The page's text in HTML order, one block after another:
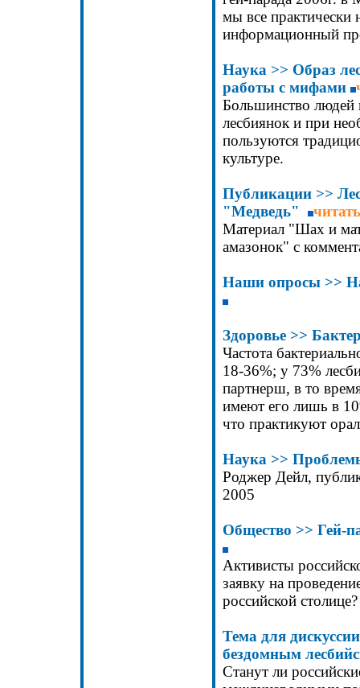
мы все практически
информационный
Наука >> Образ
работы с мифами
Большинство людей
лесбиянок и при
пользуются
культуре.
Публикации >>
"Медведь"
читать
Материал "Шах и
амазонок" с
Наши опросы >>
Здоровье >>
Частота
18-36%; у 73%
партнерш, в то
имеют его лишь в
что практикуют
Наука >>
Роджер Дейл,
2005
Общество >> Гей-
Активисты
заявку на
российской
Тема для
бездомным
Станут ли